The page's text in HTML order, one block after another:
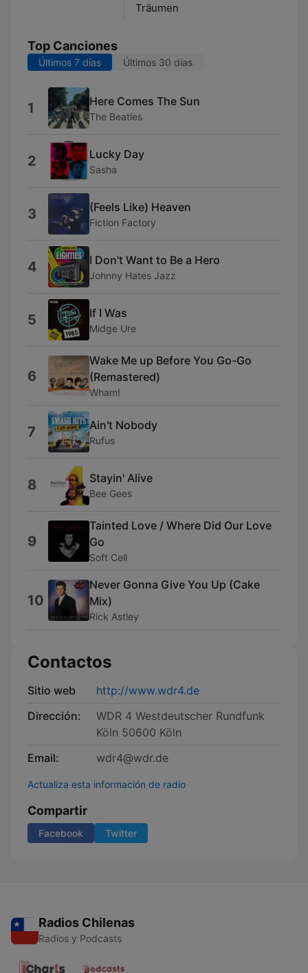
Träumen
Top Canciones
Últimos 7 días Últimos 30 días
1 Here Comes The Sun
The Beatles
2 Lucky Day
Sasha
3 (Feels Like) Heaven
Fiction Factory
4 I Don't Want to Be a Hero
Johnny Hates Jazz
5 If I Was
Midge Ure
6
Wake Me up Before You Go-Go
(Remastered)
Wham!
7 Ain't Nobody
Rufus
8 Stayin' Alive
Bee Gees
9
Tainted Love / Where Did Our Love
Go
Soft Cell
10
Never Gonna Give You Up (Cake
Mix)
Rick Astley
Contactos
Sitio web
http://www.wdr4.de
Dirección:
WDR 4 Westdeutscher Rundfunk
Köln 50600 Köln
Email:
wdr4@wdr.de
Actualiza esta información de radio
Compartir
Facebook Twitter
Radios Chilenas
Radios y Podcasts